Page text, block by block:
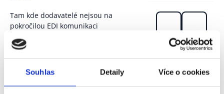
Souhlas Detaily Více o cookies
Tam kde dodavatelé nejsou na
pokročilou EDI komunikaci
připraveni, mohou společnosti
využít částečnou digitalizaci
iNVOiCE FLOW
. Ta s pomocí
umělé inteligence vytěží
potřebná data z faktur,